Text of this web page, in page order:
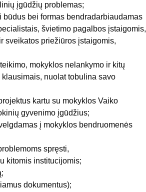
įgūdžių problemas;
bei formas bendradarbiaudamas
švietimo pagalbos įstaigomis,
sveikatos priežiūros įstaigomis,
mokyklos nelankymo ir kitų
nuolat tobulina savo
kartu su mokyklos Vaiko
gyvenimo įgūdžius;
į mokyklos bendruomenės
spręsti,
kitomis institucijomis;
dokumentus);